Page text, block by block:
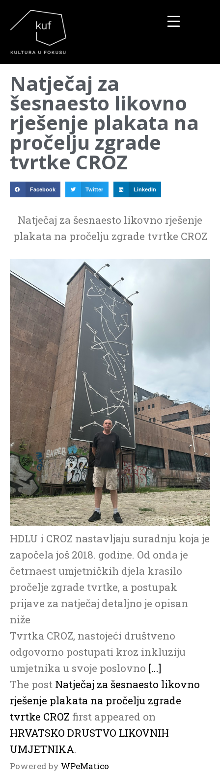
Natječaj za
šesnaesto likovno
rješenje plakata na
pročelju zgrade
tvrtke CROZ
Facebook Twitter LinkedIn
Natječaj za šesnaesto likovno rješenje
plakata na pročelju zgrade tvrtke CROZ
HDLU i CROZ nastavljaju suradnju koja je
započela još 2018. godine. Od onda je
četrnaest umjetničkih djela krasilo
pročelje zgrade tvrtke, a postupak
prijave za natječaj detaljno je opisan
niže
Tvrtka CROZ, nastojeći društveno
odgovorno postupati kroz inkluziju
umjetnika u svoje poslovno […]
The post Natječaj za šesnaesto likovno
rješenje plakata na pročelju zgrade
tvrtke CROZ first appeared on
HRVATSKO DRUSTVO LIKOVNIH
UMJETNIKA.
Powered by WPeMatico
▼
▼